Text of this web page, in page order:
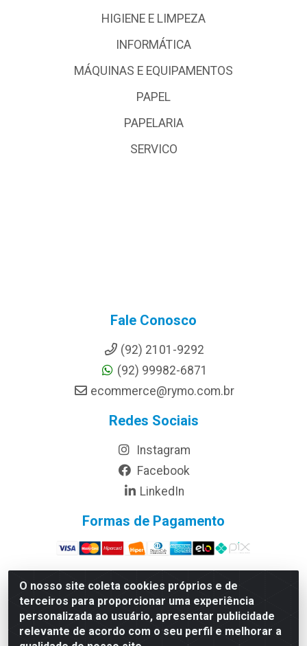
O nosso site coleta cookies próprios e de
terceiros para proporcionar uma experiência
personalizada ao usuário, apresentar publicidade
relevante de acordo com o seu perfil e melhorar a
HIGIENE E LIMPEZA
INFORMÁTICA
MÁQUINAS E EQUIPAMENTOS
PAPEL
PAPELARIA
SERVICO
Fale Conosco
(92) 2101-9292
(92) 99982-6871
ecommerce@rymo.com.br
Redes Sociais
Instagram
Facebook
LinkedIn
Formas de Pagamento
Rymo Imagem e Produtos Gráficos da Amazonia LTDA -
Av. Ajuricaba, 379 - Cachoeirinha, Manaus/AM - CEP
69065-110 - CNPJ 14.220.230.0001-70